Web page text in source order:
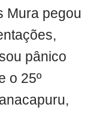
Mura pegou
pânico
o 25º